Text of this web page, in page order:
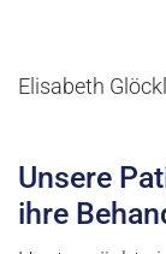
Elisabeth Glöckl
Unsere
ihre